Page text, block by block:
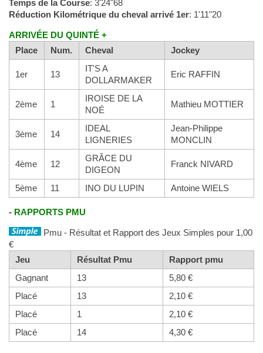
Temps de la Course: 3'24"68
Réduction Kilométrique du cheval arrivé 1er: 1'11"20
ARRIVÉE DU QUINTÉ +
Place
Num. Cheval Jockey
1er 13
IT'S A
DOLLARMAKER
Eric RAFFIN
2ème 1
IROISE DE LA
NOÉ
Mathieu MOTTIER
3ème 14
IDEAL
LIGNERIES
Jean-Philippe
MONCLIN
4ème 12
GRÂCE DU
DIGEON
Franck NIVARD
5ème 11 INO DU LUPIN Antoine WIELS
- RAPPORTS PMU
Pmu - Résultat et Rapport des Jeux Simples pour 1,00
€
Jeu
Résultat Pmu
Rapport pmu
Gagnant
13
5,80 €
Placé
13
2,10 €
Placé
1
2,10 €
Placé
14 4,30 €